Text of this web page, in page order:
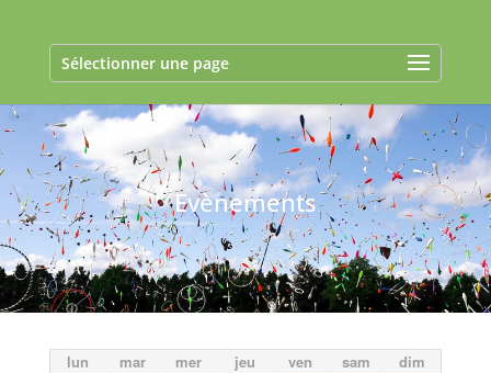
Sélectionner une page
Evènements
lun mar mer jeu ven sam dim